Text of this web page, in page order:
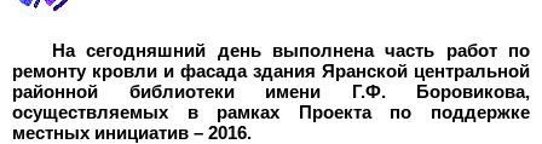
На сегодняшний день выполнена часть работ по
ремонту кровли и фасада здания Яранской центральной
районной библиотеки имени Г.Ф. Боровикова,
осуществляемых в рамках Проекта по поддержке
местных инициатив – 2016.